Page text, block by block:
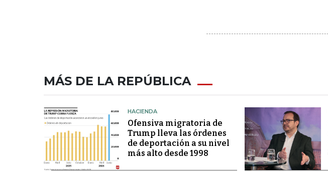
MÁS DE LA REPÚBLICA
HACIENDA
Ofensiva migratoria de
Trump lleva las órdenes
de deportación a su nivel
más alto desde 1998